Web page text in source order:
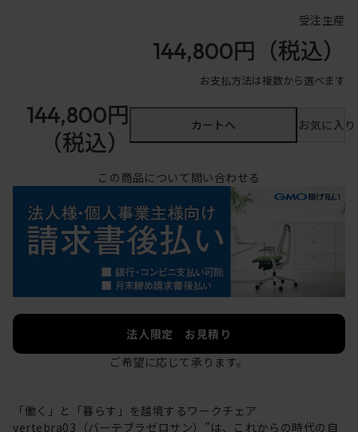
受注生産
144,800円 （税込）
お支払方法は複数から選べます
144,800円
（税込）
カートへ お気に入
この商品について問い合わせる
法人限定 お見積り
ご希望に応じて承ります。
「働く」と「暮らす」を越境するワークチェア
vertebra03（バーテブラゼロサン）”は、これからの時代の自